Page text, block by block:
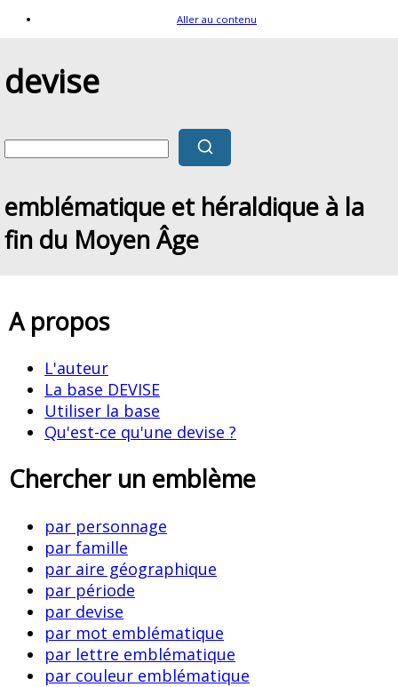
Aller au contenu
devise
emblématique et héraldique à la
fin du Moyen Âge
A propos
L'auteur
La base DEVISE
Utiliser la base
Qu'est-ce qu'une devise ?
Chercher un emblème
par personnage
par famille
par aire géographique
par période
par devise
par mot emblématique
par lettre emblématique
par couleur emblématique